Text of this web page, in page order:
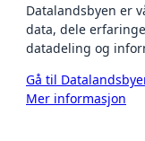
Datalandsbyen er
data, dele
datadeling og
Gå til
Mer informasjon